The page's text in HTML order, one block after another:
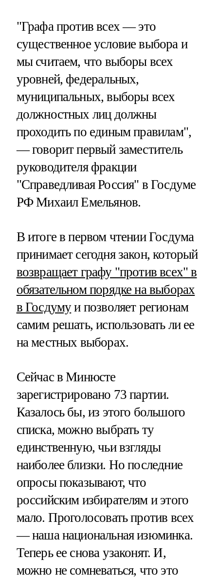
"Графа против всех — это
существенное условие выбора и
мы считаем, что выборы всех
уровней, федеральных,
муниципальных, выборы всех
должностных лиц должны
проходить по единым правилам",
— говорит первый заместитель
руководителя фракции
"Справедливая Россия" в Госдуме
РФ Михаил Емельянов.
В итоге в первом чтении Госдума
принимает сегодня закон, который
возвращает графу "против всех" в
обязательном порядке на выборах
в Госдумуи позволяет регионам
самим решать, использовать ли ее
на местных выборах.
Сейчас в Минюсте
зарегистрировано 73 партии.
Казалось бы, из этого большого
списка, можно выбрать ту
единственную, чьи взгляды
наиболее близки. Но последние
опросы показывают, что
российским избирателям и этого
мало. Проголосовать против всех
— наша национальная изюминка.
Теперь ее снова узаконят. И,
можно не сомневаться, что это